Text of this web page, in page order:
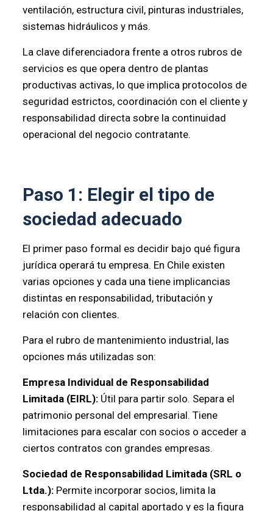
ventilación, estructura civil, pinturas industriales,
sistemas hidráulicos y más.
La clave diferenciadora frente a otros rubros de
servicios es que opera dentro de plantas
productivas activas, lo que implica protocolos de
seguridad estrictos, coordinación con el cliente y
responsabilidad directa sobre la continuidad
operacional del negocio contratante.
Paso 1: Elegir el tipo de
sociedad adecuado
El primer paso formal es decidir bajo qué figura
jurídica operará tu empresa. En Chile existen
varias opciones y cada una tiene implicancias
distintas en responsabilidad, tributación y
relación con clientes.
Para el rubro de mantenimiento industrial, las
opciones más utilizadas son:
Empresa Individual de Responsabilidad
Limitada (EIRL):Útil para partir solo. Separa el
patrimonio personal del empresarial. Tiene
limitaciones para escalar con socios o acceder a
ciertos contratos con grandes empresas.
Sociedad de Responsabilidad Limitada (SRL o
Ltda.):Permite incorporar socios, limita la
responsabilidad al capital aportado y es la figura